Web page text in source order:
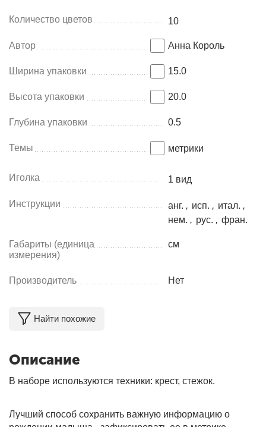
Количество цветов 10
Автор Анна Король
Ширина упаковки 15.0
Высота упаковки 20.0
Глубина упаковки 0.5
Темы метрики
Иголка 1 вид
Инструкции анг. , исп. , итал. ,
нем. , рус. , фран.
Габариты (единица
измерения)
см
Производитель Нет
Найти похожие
Описание
В наборе используются техники: крест, стежок.
Лучший способ сохранить важную информацию о